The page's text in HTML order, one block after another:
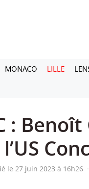
MONACO LILLE
: Benoît
le 27 juin 2023 à 16h26 ·